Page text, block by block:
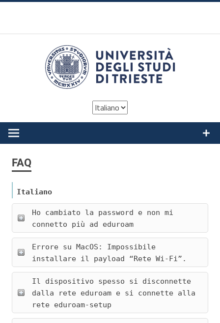
Skip
eduroam UniTS
Scegli
una
FAQ
Italiano
Ho cambiato la password e non mi
connetto più ad eduroam
Errore su MacOS: Impossibile
installare il payload “Rete Wi-Fi”.
Il dispositivo spesso si disconnette
dalla rete eduroam e si connette alla
rete eduroam-setup